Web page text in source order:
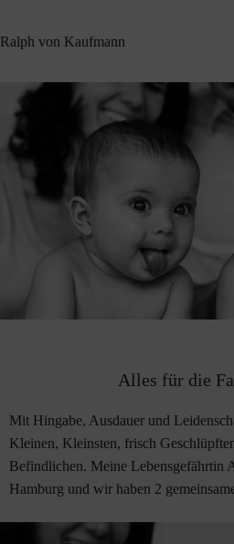
Inhalt
Ralph von Kaufmann
Alles für die
Mit Hingabe, Ausdauer und
Kleinen, Kleinsten, frisch
Befindlichen. Meine Lebensgefährtin
Hamburg und wir haben 2